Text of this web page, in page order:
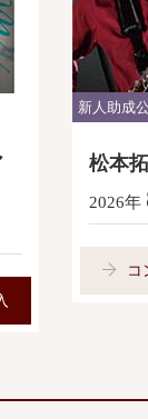
新人助成
松本
2026年
コ